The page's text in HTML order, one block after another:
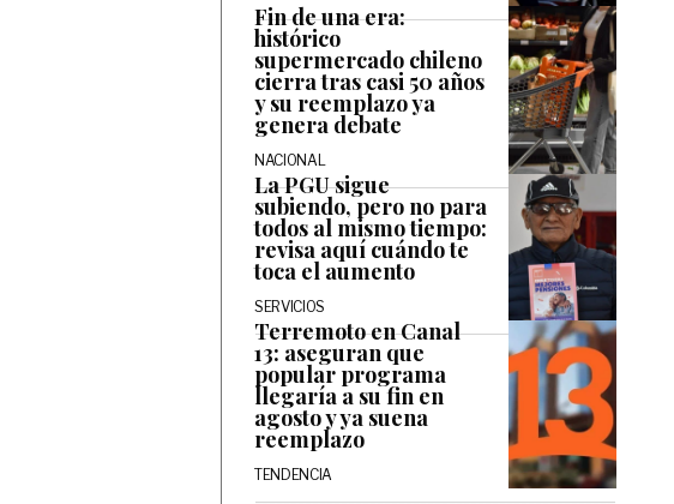
Fin de una era:
histórico
supermercado chileno
cierra tras casi 50 años
y su reemplazo ya
genera debate
NACIONAL
La PGU sigue
subiendo, pero no para
todos al mismo tiempo:
revisa aquí cuándo te
toca el aumento
SERVICIOS
Terremoto en Canal
13: aseguran que
popular programa
llegaría a su fin en
agosto y ya suena
reemplazo
TENDENCIA